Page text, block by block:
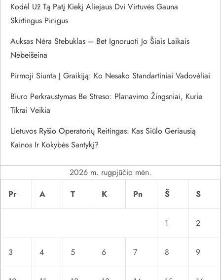
j
a
t
a
r
p
į
r
a
Kodėl Už Tą Patį Kiekį Aliejaus Dvi Virtuvės Gauna
Skirtingus Pinigus
Auksas Nėra Stebuklas – Bet Ignoruoti Jo Šiais Laikais
Nebeišeina
Pirmoji Siunta Į Graikiją: Ko Nesako Standartiniai Vadovėliai
Biuro Perkraustymas Be Streso: Planavimo Žingsniai, Kurie
Tikrai Veikia
Lietuvos Ryšio Operatorių Reitingas: Kas Siūlo Geriausią
Kainos Ir Kokybės Santykį?
2026 m. rugpjūčio mėn.
Pr
A T K Pn Š S
1 2
3 4 5 6 7 8 9